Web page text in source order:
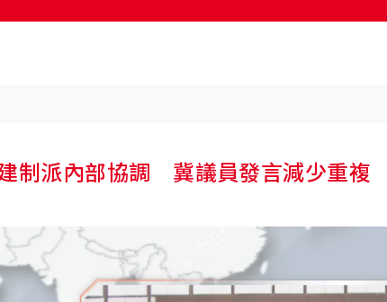
制派內部協調 冀議員發言減少重複